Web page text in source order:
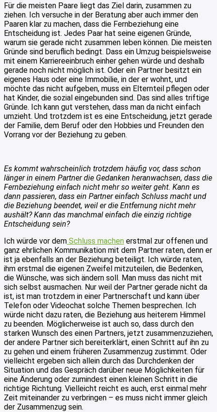
Für die meisten Paare liegt das Ziel darin, zusammen zu
ziehen. Ich versuche in der Beratung aber auch immer den
Paaren klar zu machen, dass die Fernbeziehung eine
Entscheidung ist. Jedes Paar hat seine eigenen Gründe,
warum sie gerade nicht zusammen leben können. Die meisten
Gründe sind beruflich bedingt. Dass ein Umzug beispielsweise
mit einem Karriereeinbruch einher gehen würde und deshalb
gerade noch nicht möglich ist. Oder ein Partner besitzt ein
eigenes Haus oder eine Immobilie, in der er wohnt, und
möchte das nicht aufgeben, muss ein Elternteil pflegen oder
hat Kinder, die sozial eingebunden sind. Das sind alles triftige
Gründe. Ich kann gut verstehen, dass man da nicht einfach
umzieht. Und trotzdem ist es eine Entscheidung, jetzt gerade
der Familie, dem Beruf oder den Hobbies und Freunden den
Vorrang vor der Beziehung zu geben.
Es kommt wahrscheinlich trotzdem häufig vor, dass schon
länger in einem Partner die Gedanken heranwachsen, dass die
Fernbeziehung einfach nicht mehr so weiter geht. Kann es
dann passieren, dass ein Partner einfach Schluss macht und
die Beziehung beendet, weil er die Entfernung nicht mehr
aushält? Kann das manchmal einfach die einzig richtige
Entscheidung sein?
Ich würde vor dem Schluss machen erstmal zur offenen und
ganz ehrlichen Kommunikation mit dem Partner raten, denn er
ist ja ebenfalls an der Beziehung beteiligt. Ich würde raten,
ihm erstmal die eigenen Zweifel mitzuteilen, die Bedenken,
die Wünsche, was sich ändern soll. Man muss das nicht mit
sich selbst ausmachen. Nur weil der Partner gerade nicht da
ist, ist man trotzdem in einer Partnerschaft und kann über
Telefon oder Videochat solche Themen besprechen. Ich
würde nicht dazu raten, die Beziehung aus heiterem Himmel
zu beenden. Möglicherweise ist auch so, dass durch den
starken Wunsch des einen Partners, jetzt zusammenzuziehen,
der andere Partner sich bereiterklärt, einen Schritt auf ihn zu
zu gehen und einem früheren Zusammenzug zustimmt. Oder
vielleicht ergeben sich allein durch das Durchdenken der
Situation und das Gespräch darüber neue Möglichkeiten für
eine Änderung oder zumindest einen kleinen Schritt in die
richtige Richtung. Vielleicht reicht es auch, erst einmal mehr
Zeit miteinander zu verbringen – es muss nicht immer gleich
der Zusammenzug sein.